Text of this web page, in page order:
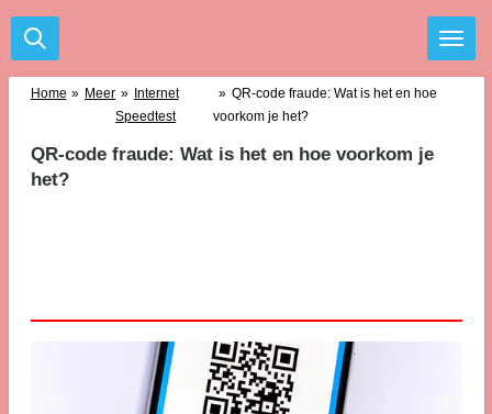
Ga
direct
Home » Meer » Internet
Speedtest
» QR-code fraude: Wat is het en hoe
voorkom je het?
QR-code fraude: Wat is het en hoe voorkom je
het?